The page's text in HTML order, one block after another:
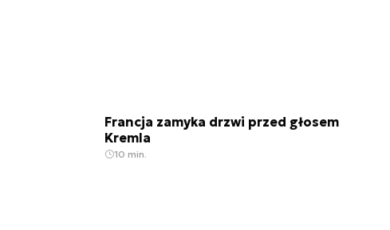
Francja zamyka drzwi przed głosem
Kremla
10 min.